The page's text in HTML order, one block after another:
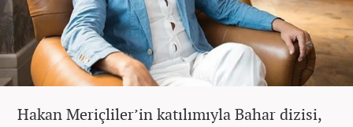
Hakan Meriçliler’in katılımıyla Bahar dizisi,